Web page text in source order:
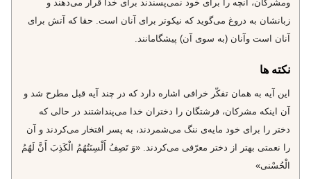
ومشركان، آنچه را براى خود نمى‌پسندند براى خدا قرار مى‌دهند و
زبانشان به دروغ مى‌گويد كه نيكوتر براى آنان است. حقا كه آتش براى
آنان است وآنان (به سوى آن) پيشگامانند.
نکته ها
اين آيه به همان تفكّر خرافى اشاره دارد كه در چند آيه قبل مطرح شد و
آن اينكه مشركان، فرشتگان را دختران خدا مى‌پنداشتند در حالى كه
دختر را براى خود مايه‌ى ننگ مى‌شمردند، به پسر افتخار مى‌كردند و آن
را نعمتى بهتر از دختر معرّفى مى‌كردند. «وَ تَصِفُ أَلْسِنَتُهُمُ الْكَذِبَ أَنَّ لَهُمُ
الْحُسْنى‌»